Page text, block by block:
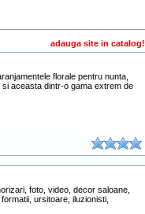
adauga site in catalog!
florale pentru nunta,
aceasta dintr-o gama extrem de
foto, video, decor saloane,
ursitoare, iluzionisti,